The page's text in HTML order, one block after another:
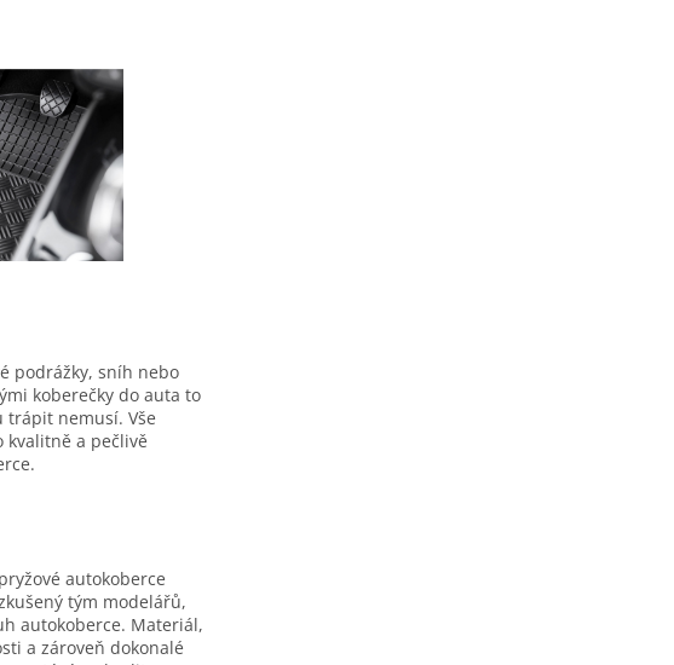
podrážky, sníh nebo
koberečky do auta to
trápit nemusí. Vše
kvalitně a pečlivě
autokoberce
tým modelářů,
autokoberce. Materiál,
a zároveň dokonalé